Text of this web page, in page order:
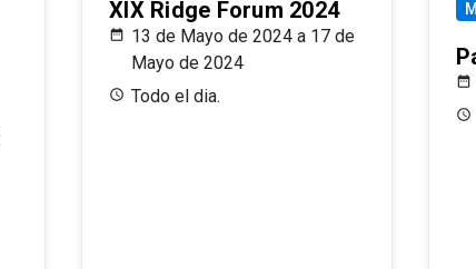
XIX Ridge Forum 2024
13 de Mayo de 2024 a 17 de
Mayo de 2024
Todo el dia.